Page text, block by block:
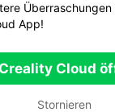
App!
Cloud
Stornieren